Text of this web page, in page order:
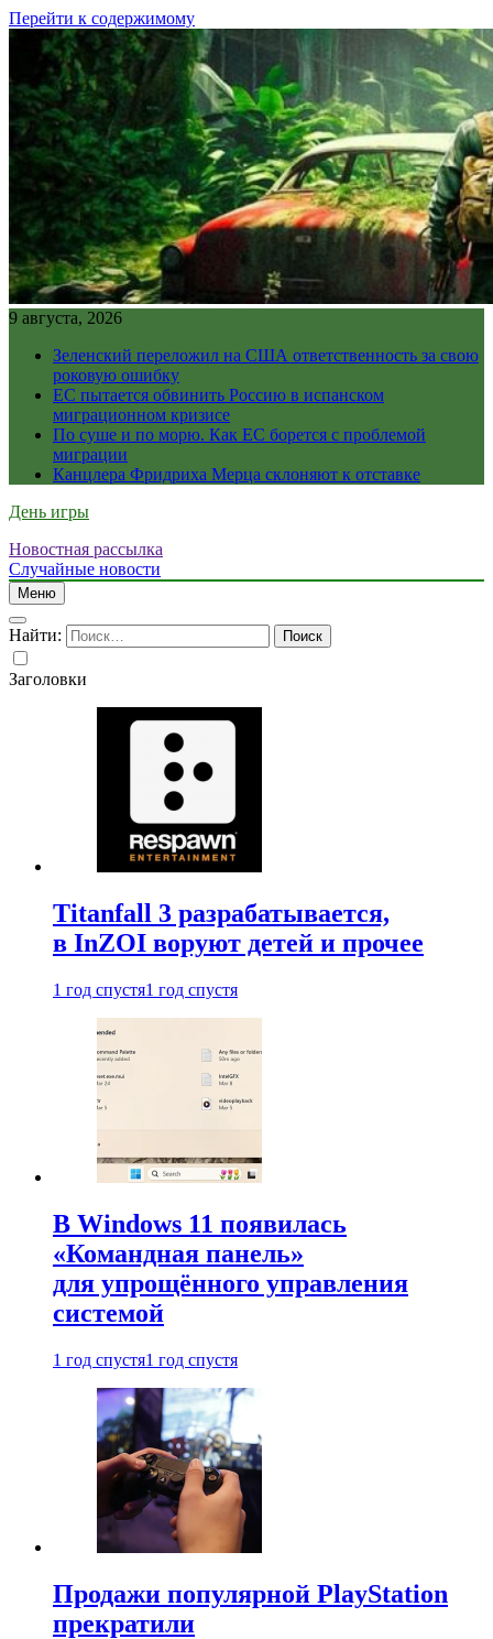
Перейти к содержимому
9 августа, 2026
Зеленский переложил на США ответственность за свою
роковую ошибку
ЕС пытается обвинить Россию в испанском
миграционном кризисе
По суше и по морю. Как ЕС борется с проблемой
миграции
Канцлера Фридриха Мерца склоняют к отставке
День игры
Новостная рассылка
Случайные новости
Меню
Найти:
Заголовки
Titanfall 3 разрабатывается,
в InZOI воруют детей и прочее
1 год спустя1 год спустя
В Windows 11 появилась
«Командная панель»
для упрощённого управления
системой
1 год спустя1 год спустя
Продажи популярной PlayStation
прекратили